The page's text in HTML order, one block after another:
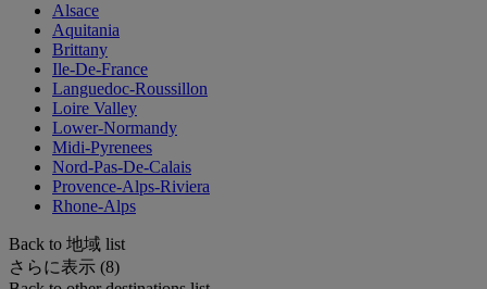
Alsace
Aquitania
Brittany
Ile-De-France
Languedoc-Roussillon
Loire Valley
Lower-Normandy
Midi-Pyrenees
Nord-Pas-De-Calais
Provence-Alps-Riviera
Rhone-Alps
Back to 地域 list
さらに表示 (8)